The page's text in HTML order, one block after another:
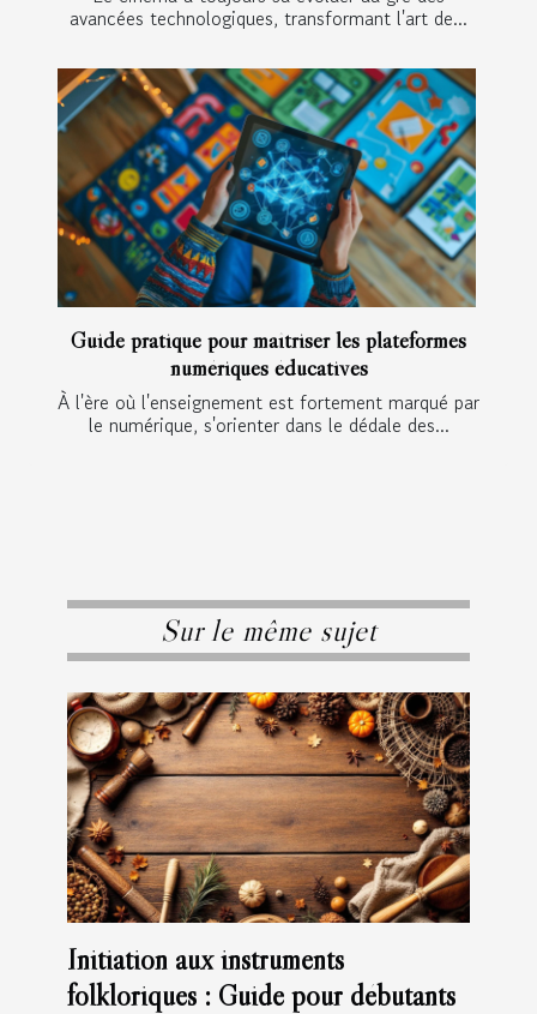
avancées technologiques, transformant l'art de...
Guide pratique pour maîtriser les plateformes
numériques éducatives
À l'ère où l'enseignement est fortement marqué par
le numérique, s'orienter dans le dédale des...
Sur le même sujet
Initiation aux instruments
folkloriques : Guide pour débutants